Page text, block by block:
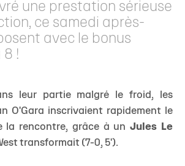
une prestation sérieuse
ce samedi après-
avec le bonus
8 !
leur partie malgré le froid, les
O'Gara inscrivaient rapidement le
la rencontre, grâce à un Jules Le
transformait (7-0, 5').